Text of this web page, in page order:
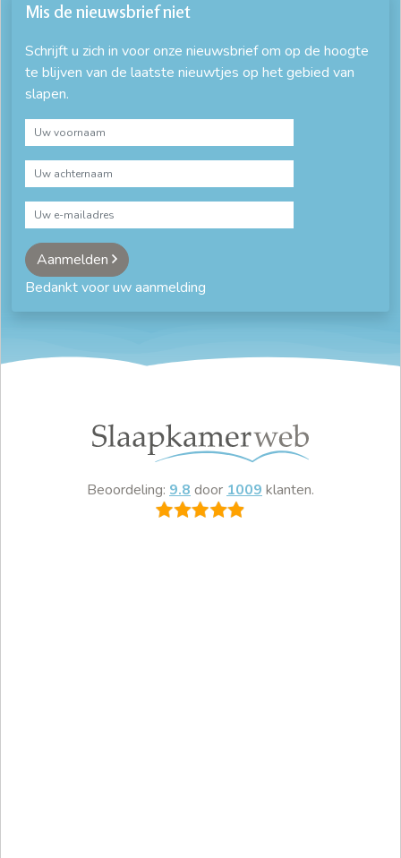
Mis de nieuwsbrief niet
Schrijft u zich in voor onze nieuwsbrief om op de hoogte
te blijven van de laatste nieuwtjes op het gebied van
slapen.
Aanmelden
Bedankt voor uw aanmelding
Beoordeling: 9.8 door 1009 klanten.